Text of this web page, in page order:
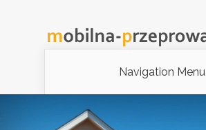
Navigation Menu